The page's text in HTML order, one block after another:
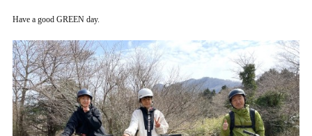
Have a good GREEN day.